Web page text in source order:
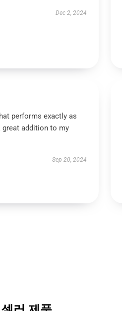
Dec 2, 2024
performs exactly as
great addition to my
Sep 20, 2024